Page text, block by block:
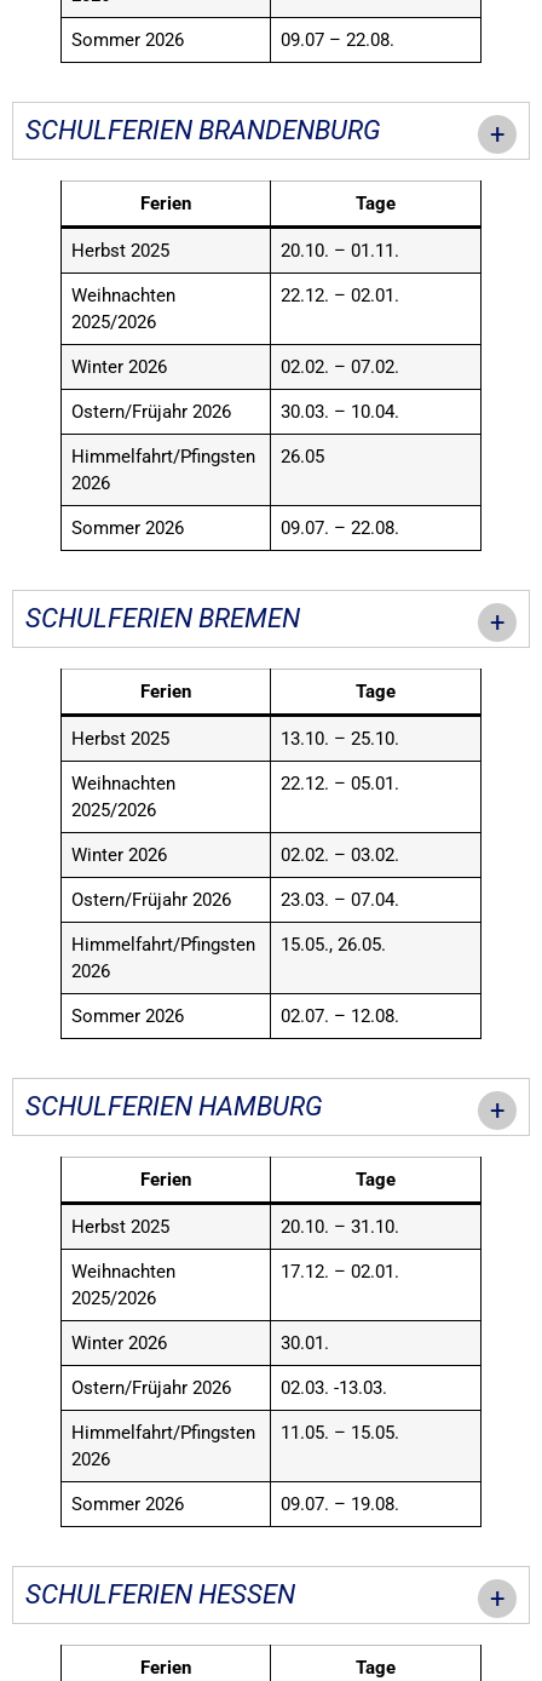
Sommer 2026 09.07 – 22.08.
SCHULFERIEN BRANDENBURG
Ferien Tage
Herbst 2025 20.10. – 01.11.
Weihnachten
2025/2026
22.12. – 02.01.
Winter 2026 02.02. – 07.02.
Ostern/Früjahr 2026 30.03. – 10.04.
Himmelfahrt/Pfingsten
2026
26.05
Sommer 2026 09.07. – 22.08.
SCHULFERIEN BREMEN
Ferien Tage
Herbst 2025 13.10. – 25.10.
Weihnachten
2025/2026
22.12. – 05.01.
Winter 2026 02.02. – 03.02.
Ostern/Früjahr 2026 23.03. – 07.04.
Himmelfahrt/Pfingsten
2026
15.05., 26.05.
Sommer 2026 02.07. – 12.08.
SCHULFERIEN HAMBURG
Ferien Tage
Herbst 2025 20.10. – 31.10.
Weihnachten
2025/2026
17.12. – 02.01.
Winter 2026 30.01.
Ostern/Früjahr 2026 02.03. -13.03.
Himmelfahrt/Pfingsten
2026
11.05. – 15.05.
Sommer 2026 09.07. – 19.08.
SCHULFERIEN HESSEN
Ferien Tage